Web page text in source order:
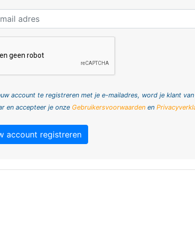
account te registreren met je e-mailadres, word je klant van
en accepteer je onze Gebruikersvoorwaarden en
account registreren